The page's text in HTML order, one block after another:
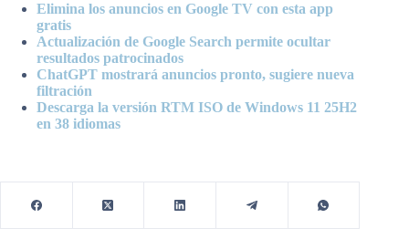
Elimina los anuncios en Google TV con esta app
gratis
Actualización de Google Search permite ocultar
resultados patrocinados
ChatGPT mostrará anuncios pronto, sugiere nueva
filtración
Descarga la versión RTM ISO de Windows 11 25H2
en 38 idiomas